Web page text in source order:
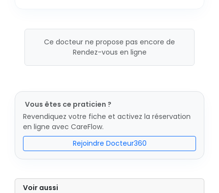
Ce docteur ne propose pas encore de
Rendez-vous en ligne
Vous êtes ce praticien ?
Revendiquez votre fiche et activez la réservation
en ligne avec CareFlow.
Rejoindre Docteur360
Voir aussi